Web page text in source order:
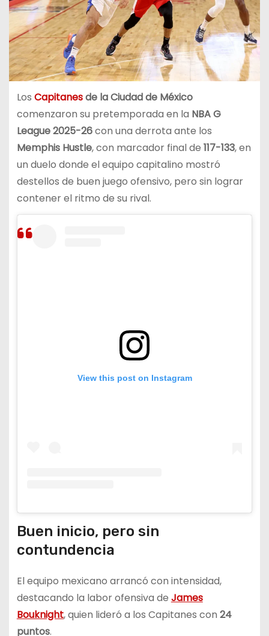
Los Capitanesde la Ciudad de México
comenzaron su pretemporada en la NBA G
League 2025-26con una derrota ante los
Memphis Hustle, con marcador final de 117-133, en
un duelo donde el equipo capitalino mostró
destellos de buen juego ofensivo, pero sin lograr
contener el ritmo de su rival.
View this post on Instagram
Buen inicio, pero sin
contundencia
El equipo mexicano arrancó con intensidad,
destacando la labor ofensiva de James
Bouknight, quien lideró a los Capitanes con 24
puntos.